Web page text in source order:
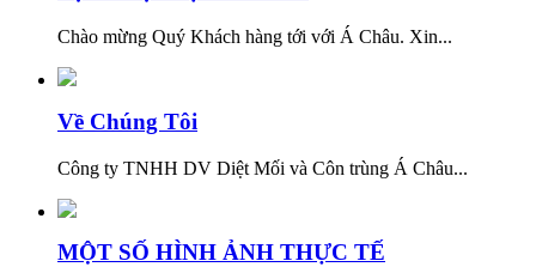
Chào mừng Quý Khách hàng tới với Á Châu. Xin...
Về Chúng Tôi
Công ty TNHH DV Diệt Mối và Côn trùng Á Châu...
MỘT SỐ HÌNH ẢNH THỰC TẾ